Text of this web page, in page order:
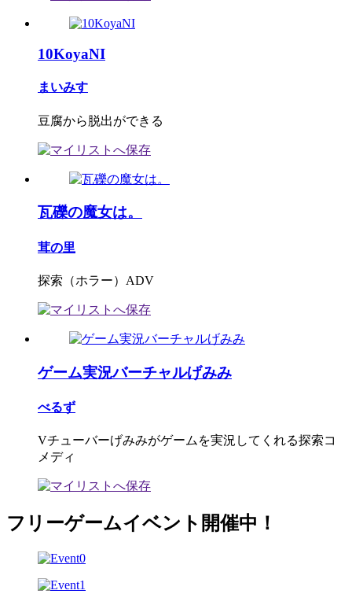
10KoyaNI
まいみす
豆腐から脱出ができる
瓦礫の魔女は。
茸の里
探索（ホラー）ADV
ゲーム実況バーチャルげみみ
べるず
Vチューバーげみみがゲームを実況してくれる探索コ
メディ
フリーゲームイベント開催中！